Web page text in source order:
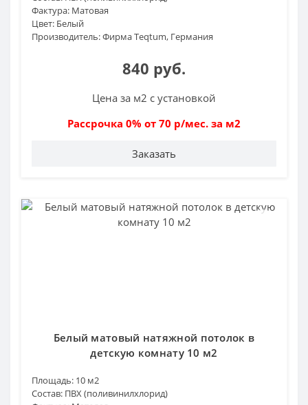
Фактура: Матовая
Цвет: Белый
Производитель:Фирма Teqtum, Германия
840 руб.
Цена за м2 с установкой
Рассрочка 0% от 70 р/мес. за м2
Заказать
Белый матовый натяжной потолок в
детскую комнату 10 м2
Площадь: 10 м2
Состав: ПВХ (поливинилхлорид)